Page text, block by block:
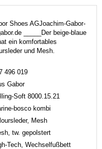
Shoes AGJoachim-Gabor-
_____Der beige-blaue
ein komfortables
und Mesh.
496 019
Gabor
Soft 8000.15.21
bosco kombi
Mesh
tw. gepolstert
Tech, Wechselfußbett